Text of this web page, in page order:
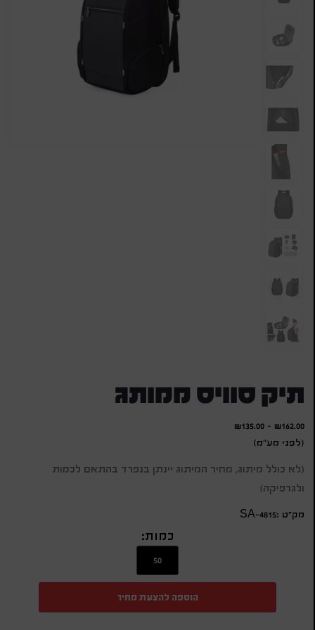
תיק סוויס ממותג
₪162.00
-
₪135.00
(לפני מע"מ)
(לא כולל מיתוג, מחיר המיתוג יינתן בנפרד בהתאם לכמות
ולגרפיקה)
מק״ט :SA-4815
כמות:
הוספה להצעת מחיר